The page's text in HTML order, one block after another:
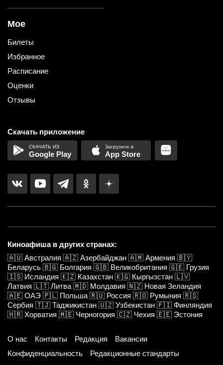
Мое
Билеты
Избранное
Расписание
Оценки
Отзывы
Скачать приложение
Google Play App Store
Киноафиша в других странах:
🇦🇺 Австралия 🇦🇿 Азербайджан 🇦🇲 Армения 🇧🇾
Беларусь 🇧🇬 Болгария 🇬🇧 Великобритания 🇬🇪 Грузия
🇮🇸 Исландия 🇰🇿 Казахстан 🇰🇬 Кыргызстан 🇱🇻
Латвия 🇱🇹 Литва 🇲🇩 Молдавия 🇳🇿 Новая Зеландия
🇦🇪 ОАЭ 🇵🇱 Польша 🇷🇺 Россия 🇷🇴 Румыния 🇷🇸
Сербия 🇹🇯 Таджикистан 🇺🇿 Узбекистан 🇫🇮 Финляндия
🇭🇷 Хорватия 🇲🇪 Черногория 🇨🇿 Чехия 🇪🇪 Эстония
О нас Контакты Редакция
Вакансии
Конфиденциальность
Редакционные стандарты